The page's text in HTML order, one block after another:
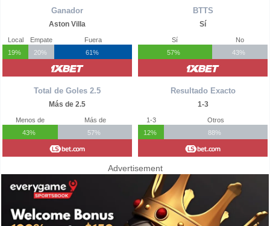
Ganador
Aston Villa
Local
19%
Empate
20%
Fuera
61%
Total de Goles 2.5
Más de 2.5
Menos de
43%
Más de
57%
BTTS
Sí
Sí
57%
No
43%
Resultado Exacto
1-3
1-3
12%
Otros
88%
Advertisement